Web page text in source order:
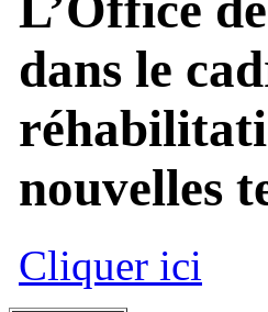
dans le
nouvelles
Cliquer ici